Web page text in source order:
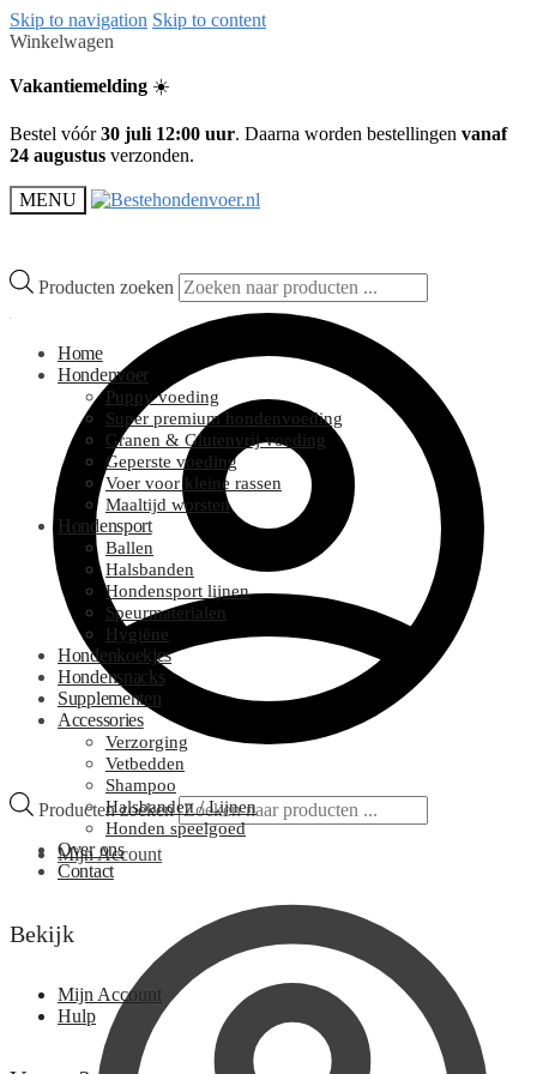
Skip to navigation Skip to content
Winkelwagen
Vakantiemelding ☀️
Bestel vóór30 juli 12:00 uur. Daarna worden bestellingen vanaf
24 augustus verzonden.
MENU
Producten zoeken
Mijn Account
Producten zoeken
Home
Hondenvoer
Puppy voeding
Super premium hondenvoeding
Granen & Glutenvrij voeding
Geperste voeding
Voer voor kleine rassen
Maaltijd worsten
Hondensport
Ballen
Halsbanden
Hondensport lijnen
Speurmaterialen
Hygiëne
Hondenkoekjes
Hondensnacks
Supplementen
Accessories
Verzorging
Vetbedden
Shampoo
Halsbanden / Lijnen
Honden speelgoed
Over ons
Contact
Bekijk
Mijn Account
Hulp